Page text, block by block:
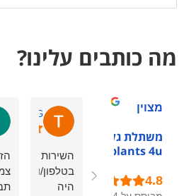
מה כותבים עלינו?
מצוין
משתלת גלילות -
plants 4u
Tchelet G.
השירות
בטלפון/ווטסאפ
היה